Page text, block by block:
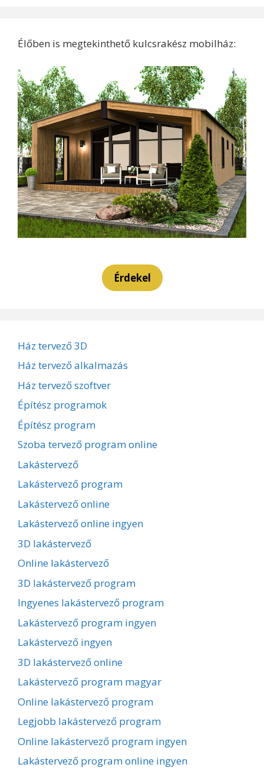
Élőben is megtekinthető kulcsrakész mobilház:
Érdekel
Ház tervező 3D
Ház tervező alkalmazás
Ház tervező szoftver
Építész programok
Építész program
Szoba tervező program online
Lakástervező
Lakástervező program
Lakástervező online
Lakástervező online ingyen
3D lakástervező
Online lakástervező
3D lakástervező program
Ingyenes lakástervező program
Lakástervező program ingyen
Lakástervező ingyen
3D lakástervező online
Lakástervező program magyar
Online lakástervező program
Legjobb lakástervező program
Online lakástervező program ingyen
Lakástervező program online ingyen